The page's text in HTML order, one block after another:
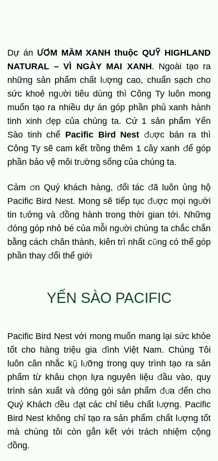
Dự án ƯƠM MẦM XANH thuộc QUỸ HIGHLAND
NATURAL – VÌ NGÀY MAI XANH. Ngoài tạo ra
những sản phẩm chất lượng cao, chuẩn sạch cho
sức khoẻ người tiêu dùng thì Công Ty luôn mong
muốn tạo ra nhiều dự án góp phần phủ xanh hành
tinh xinh đẹp của chúng ta. Cứ 1 sản phẩm Yến
Sào tinh chế Pacific Bird Nest được bán ra thì
Công Ty sẽ cam kết trồng thêm 1 cây xanh để góp
phần bảo vệ môi trường sống của chúng ta.
Cảm ơn Quý khách hàng, đối tác đã luôn ủng hộ
Pacific Bird Nest. Mong sẽ tiếp tục được mọi người
tin tưởng và đồng hành trong thời gian tới. Những
đóng góp nhỏ bé của mỗi người chúng ta chắc chắn
bằng cách chân thành, kiên trì nhất cũng có thể góp
phần thay đổi thế giới
YẾN SÀO PACIFIC
Pacific Bird Nest với mong muốn mang lại sức khỏe
tốt cho hàng triệu gia đình Việt Nam. Chúng Tôi
luôn cân nhắc kỹ lưỡng trong quy trình tạo ra sản
phẩm từ khâu chọn lựa nguyên liệu đầu vào, quy
trình sản xuất và đóng gói sản phẩm đưa đến cho
Quý Khách đều đạt các chỉ tiêu chất lượng. Pacific
Bird Nest không chỉ tạo ra sản phẩm chất lượng tốt
mà chúng tôi còn gắn kết với trách nhiệm cộng
đồng.